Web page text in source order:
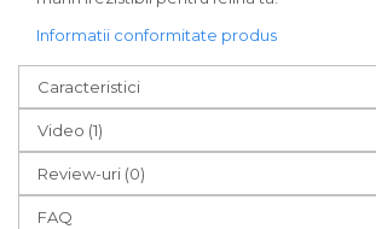
Informatii conformitate produs
Caracteristici
Video (1)
Review-uri (0)
FAQ